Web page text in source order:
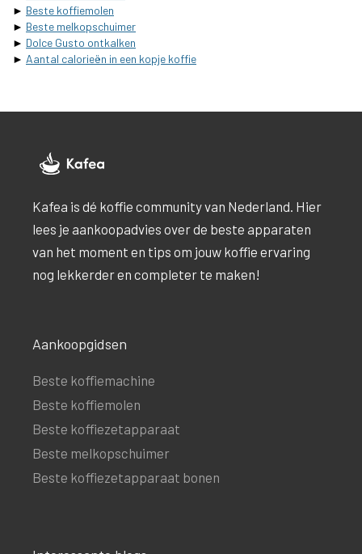
► Beste koffiemolen
► Beste melkopschuimer
► Dolce Gusto ontkalken
► Aantal calorieën in een kopje koffie
Kafea is dé koffie community van Nederland. Hier
lees je aankoopadvies over de beste apparaten
van het moment en tips om jouw koffie ervaring
nog lekkerder en completer te maken!
Aankoopgidsen
Beste koffiemachine
Beste koffiemolen
Beste koffiezetapparaat
Beste melkopschuimer
Beste koffiezetapparaat bonen